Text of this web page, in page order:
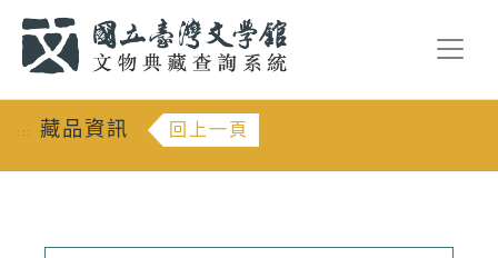
::: 藏品資訊 回上一頁